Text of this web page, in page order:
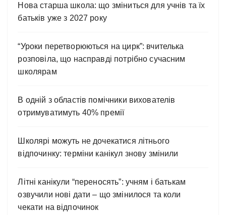
Нова старша школа: що зміниться для учнів та їх
батьків уже з 2027 року
“Уроки перетворюються на цирк”: вчителька
розповіла, що насправді потрібно сучасним
школярам
В одній з областів помічники вихователів
отримуватимуть 40% премії
Школярі можуть не дочекатися літнього
відпочинку: терміни канікул знову змінили
Літні канікули “переносять”: учням і батькам
озвучили нові дати – що змінилося та коли
чекати на відпочинок